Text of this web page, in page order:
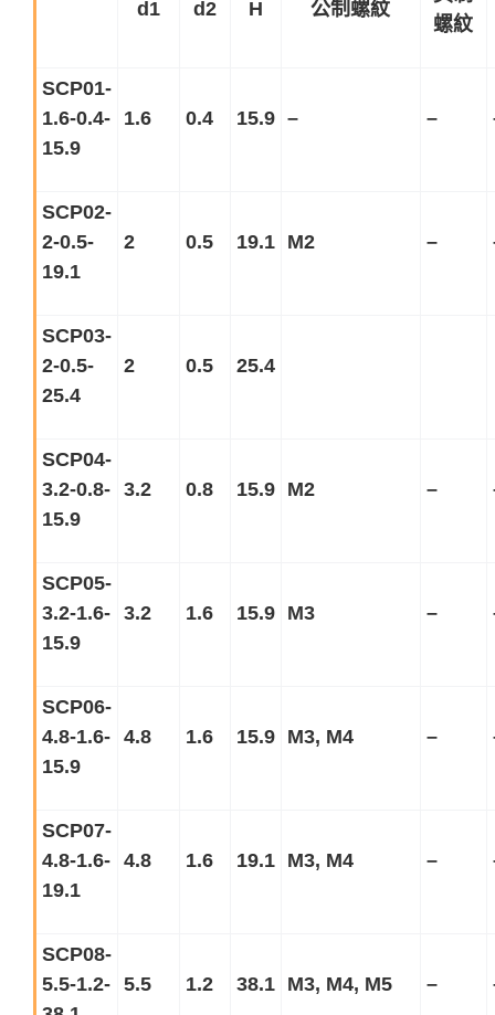
d1 d2 H 公制螺紋
螺紋
SCP01-
1.6-0.4-
15.9
1.6 0.4 15.9 – –
SCP02-
2-0.5-
19.1
2 0.5 19.1 M2 –
SCP03-
2-0.5-
25.4
2 0.5 25.4
SCP04-
3.2-0.8-
15.9
3.2 0.8 15.9 M2 –
SCP05-
3.2-1.6-
15.9
3.2 1.6 15.9 M3 –
SCP06-
4.8-1.6-
15.9
4.8 1.6 15.9 M3, M4 –
SCP07-
4.8-1.6-
19.1
4.8 1.6 19.1 M3, M4 –
SCP08-
5.5-1.2-
5.5 1.2 38.1 M3, M4, M5 –